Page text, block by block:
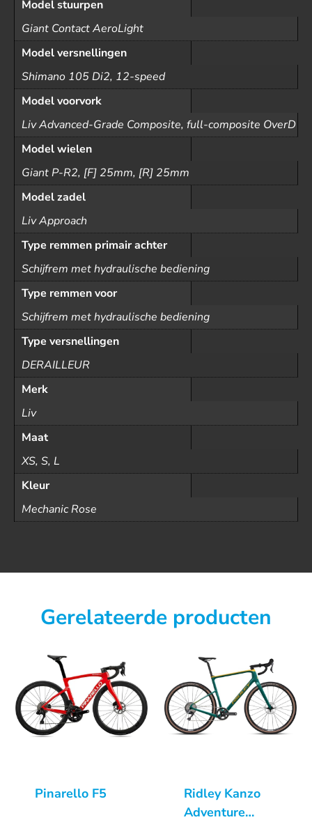
Model stuurpen
Giant Contact AeroLight
Model versnellingen
Shimano 105 Di2, 12-speed
Model voorvork
Liv Advanced-Grade Composite, full-composite OverD
Model wielen
Giant P-R2, [F] 25mm, [R] 25mm
Model zadel
Liv Approach
Type remmen primair achter
Schijfrem met hydraulische bediening
Type remmen voor
Schijfrem met hydraulische bediening
Type versnellingen
DERAILLEUR
Merk
Liv
Maat
XS, S, L
Kleur
Mechanic Rose
Gerelateerde producten
Pinarello F5
Ridley Kanzo
Adventure